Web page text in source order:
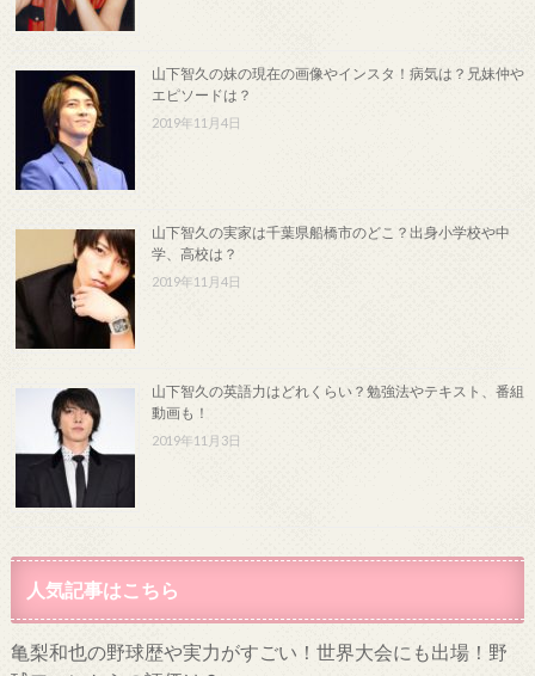
山下智久の妹の現在の画像やインスタ！病気は？兄妹仲や
エピソードは？
2019年11月4日
山下智久の実家は千葉県船橋市のどこ？出身小学校や中
学、高校は？
2019年11月4日
山下智久の英語力はどれくらい？勉強法やテキスト、番組
動画も！
2019年11月3日
人気記事はこちら
亀梨和也の野球歴や実力がすごい！世界大会にも出場！野